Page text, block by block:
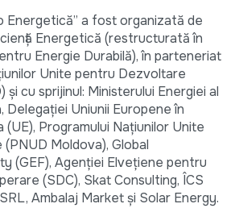
Energetică” a fost organizată de
Energetică (restructurată în
Energie Durabilă), în parteneriat
Unite pentru Dezvoltare
și cu sprijinul: Ministerului Energiei al
Delegației Uniunii Europene în
(UE), Programului Națiunilor Unite
Moldova), Global
(GEF), Agenției Elvețiene pentru
(SDC), Skat Consulting, ÎCS
Ambalaj Market și Solar Energy.